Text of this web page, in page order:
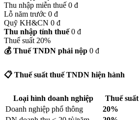
Thu nhập miễn thuế 0 đ
Lỗ năm trước 0 đ
Quỹ KH&CN 0 đ
Thu nhập tính thuế0 đ
Thuế suất20%
💰 Thuế TNDN phải nộp 0 đ
📋 Thuế suất thuế TNDN hiện hành
Loại hình doanh nghiệp
Thuế suất
Doanh nghiệp phổ thông
20%